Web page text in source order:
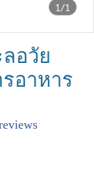
1/1
อวัย
อาหาร